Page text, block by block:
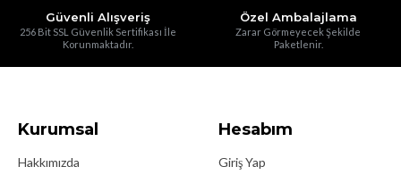
Güvenli Alışveriş
256 Bit SSL Güvenlik Sertifikası İle
Korunmaktadır.
Özel Ambalajlama
Zarar Görmeyecek Şekilde
Paketlenir.
Kurumsal
Hakkımızda
Hesabım
Giriş Yap